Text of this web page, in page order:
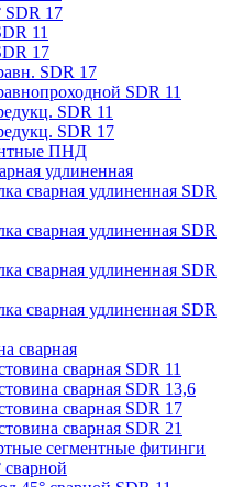
SDR 17
11
17
SDR 17
SDR 11
SDR 11
SDR 17
ПНД
удлиненная
сварная удлиненная SDR
сварная удлиненная SDR
сварная удлиненная SDR
сварная удлиненная SDR
сварная
сварная SDR 11
сварная SDR 13,6
сварная SDR 17
сварная SDR 21
сегментные фитинги
сварной